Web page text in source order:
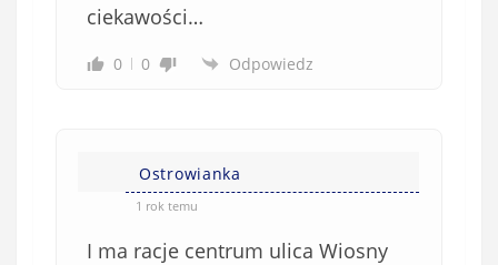
ciekawości…
0 0 Odpowiedz
Ostrowianka
1 rok temu
I ma racje centrum ulica Wiosny